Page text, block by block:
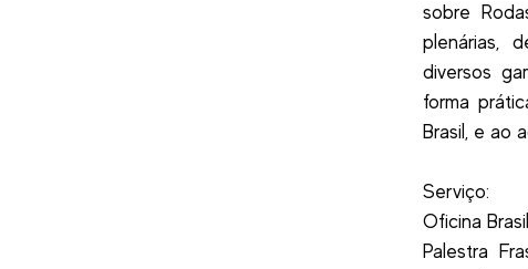
sobre
plenárias,
diversos
forma
Brasil, e ao
Serviço:
Oficina
Palestra